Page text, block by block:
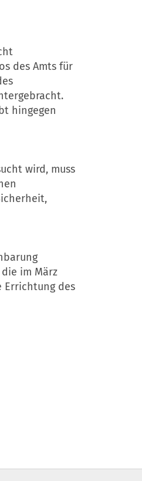
des Amts für
hingegen
wird, muss
die im März
Errichtung des